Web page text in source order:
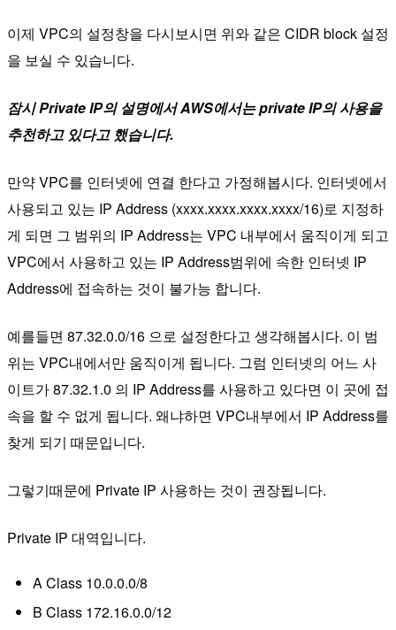
이제 VPC의 설정창을 다시보시면 위와 같은 CIDR block 설정
을 보실 수 있습니다.
잠시 Private IP의 설명에서 AWS에서는 private IP의 사용을
추천하고 있다고 했습니다.
만약 VPC를 인터넷에 연결 한다고 가정해봅시다. 인터넷에서
사용되고 있는 IP Address (xxxx.xxxx.xxxx.xxxx/16)로 지정하
게 되면 그 범위의 IP Address는 VPC 내부에서 움직이게 되고
VPC에서 사용하고 있는 IP Address범위에 속한 인터넷 IP
Address에 접속하는 것이 불가능 합니다.
예를들면 87.32.0.0/16 으로 설정한다고 생각해봅시다. 이 범
위는 VPC내에서만 움직이게 됩니다. 그럼 인터넷의 어느 사
이트가 87.32.1.0 의 IP Address를 사용하고 있다면 이 곳에 접
속을 할 수 없게 됩니다. 왜냐하면 VPC내부에서 IP Address를
찾게 되기 때문입니다.
그렇기때문에 Private IP 사용하는 것이 권장됩니다.
Private IP 대역입니다.
A Class 10.0.0.0/8
B Class 172.16.0.0/12